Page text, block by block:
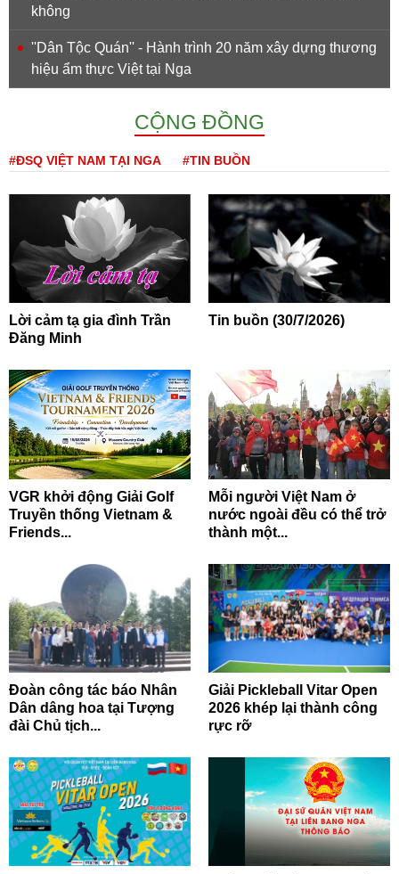
không
''Dân Tộc Quán'' - Hành trình 20 năm xây dựng thương
hiệu ẩm thực Việt tại Nga
CỘNG ĐỒNG
#ĐSQ VIỆT NAM TẠI NGA #TIN BUỒN
Lời cảm tạ gia đình Trần
Đăng Minh
Tin buồn (30/7/2026)
VGR khởi động Giải Golf
Truyền thống Vietnam &
Friends...
Mỗi người Việt Nam ở
nước ngoài đều có thể trở
thành một...
Đoàn công tác báo Nhân
Dân dâng hoa tại Tượng
đài Chủ tịch...
Giải Pickleball Vitar Open
2026 khép lại thành công
rực rỡ